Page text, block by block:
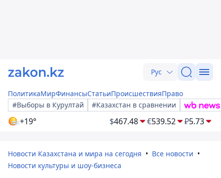
Рус
ПолитикаМирФинансыСтатьиПроисшествияПраво
#Выборы в Курултай
#Казахстан в сравнении
+19° $467.48 €539.52 ₽5.73
Новости Казахстана и мира на сегодня
Все новости
Новости культуры и шоу-бизнеса